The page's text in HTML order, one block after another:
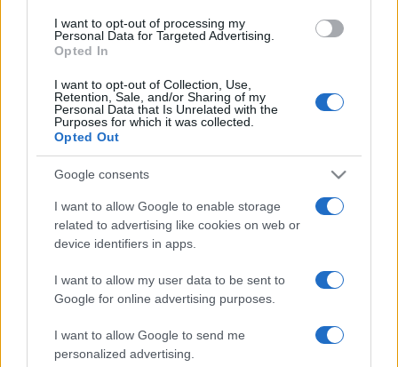
I want to opt-out of processing my
Personal Data for Targeted Advertising.
Opted In
I want to opt-out of Collection, Use,
Retention, Sale, and/or Sharing of my
Personal Data that Is Unrelated with the
Purposes for which it was collected.
Opted Out
Google consents
I want to allow Google to enable storage
related to advertising like cookies on web or
device identifiers in apps.
I want to allow my user data to be sent to
Google for online advertising purposes.
I want to allow Google to send me
personalized advertising.
Egyetem
HÍRDETÉS
HÍRDETÉS
LEGOLVASOTTABB
Szerdától rárajtolhatunk a jövő nyári
foci-Eb jegyeire